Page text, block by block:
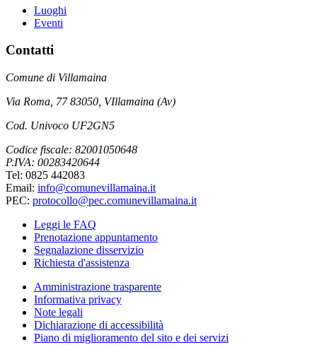
Luoghi
Eventi
Contatti
Comune di Villamaina
Via Roma, 77 83050, VIllamaina (Av)
Cod. Univoco UF2GN5
Codice fiscale: 82001050648
P.IVA: 00283420644
Tel: 0825 442083
Email: info@comunevillamaina.it
PEC: protocollo@pec.comunevillamaina.it
Leggi le FAQ
Prenotazione appuntamento
Segnalazione disservizio
Richiesta d'assistenza
Amministrazione trasparente
Informativa privacy
Note legali
Dichiarazione di accessibilità
Piano di miglioramento del sito e dei servizi